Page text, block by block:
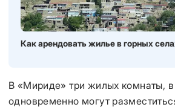
Как арендовать жилье в горных
В «Мириде» три жилых комнаты, в
одновременно могут